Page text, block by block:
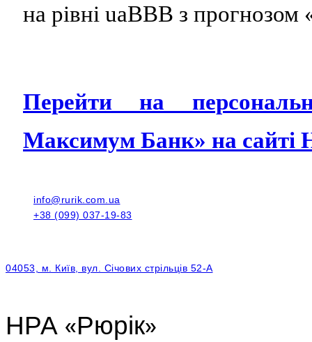
на рівні uaBBB з прогнозом
Перейти на
Максимум Банк» на сайті
info@rurik.com.ua
+38 (099) 037-19-83
04053, м. Київ, вул. Січових стрільців 52-А
НРА «Рюрік»